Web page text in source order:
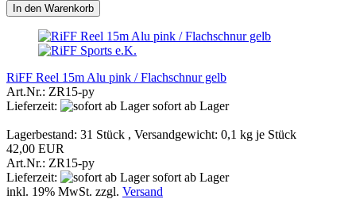
In den Warenkorb
RiFF Reel 15m Alu pink / Flachschnur gelb
Art.Nr.: ZR15-py
Lieferzeit:
sofort ab Lager
Lagerbestand: 31 Stück , Versandgewicht: 0,1 kg je Stück
42,00 EUR
Art.Nr.: ZR15-py
Lieferzeit:
sofort ab Lager
inkl. 19% MwSt. zzgl. Versand